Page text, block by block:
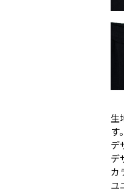
生
す。
デ
デ
カ
ユ